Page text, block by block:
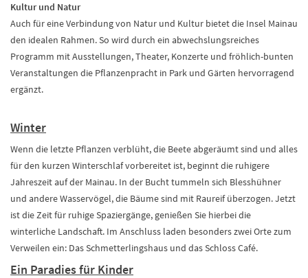
Kultur und Natur
Auch für eine Verbindung von Natur und Kultur bietet die Insel Mainau
den idealen Rahmen. So wird durch ein abwechslungsreiches
Programm mit Ausstellungen, Theater, Konzerte und fröhlich-bunten
Veranstaltungen die Pflanzenpracht in Park und Gärten hervorragend
ergänzt.
Winter
Wenn die letzte Pflanzen verblüht, die Beete abgeräumt sind und alles
für den kurzen Winterschlaf vorbereitet ist, beginnt die ruhigere
Jahreszeit auf der Mainau. In der Bucht tummeln sich Blesshühner
und andere Wasservögel, die Bäume sind mit Raureif überzogen. Jetzt
ist die Zeit für ruhige Spaziergänge, genießen Sie hierbei die
winterliche Landschaft. Im Anschluss laden besonders zwei Orte zum
Verweilen ein: Das Schmetterlingshaus und das Schloss Café.
Ein Paradies für Kinder